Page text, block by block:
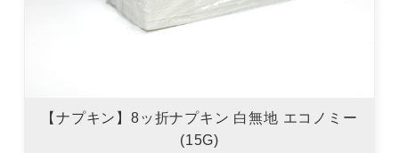
【ナプキン】8ッ折ナプキン 白無地 エコノミー
(15G)